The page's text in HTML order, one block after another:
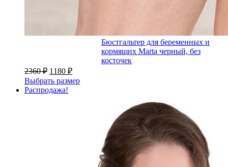
Бюстгальтер для беременных и
кормящих Marta черный, без
косточек
2360₽ 1180 ₽
Выбрать размер
Распродажа!